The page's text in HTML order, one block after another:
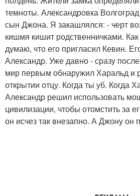
темноты. Александровка
сын Джона. Я закашлялся: - черт
кишмя кишит родственничками.
думаю, что его пригласил Кевин.
Александр. Уже давно - сразу
мир первым обнаружил Харальд и
открытии отцу. Когда ты уб. Когда
Александр решил использовать
цивилизации, чтобы отомстить за
он исчез так внезапно. А Джону он